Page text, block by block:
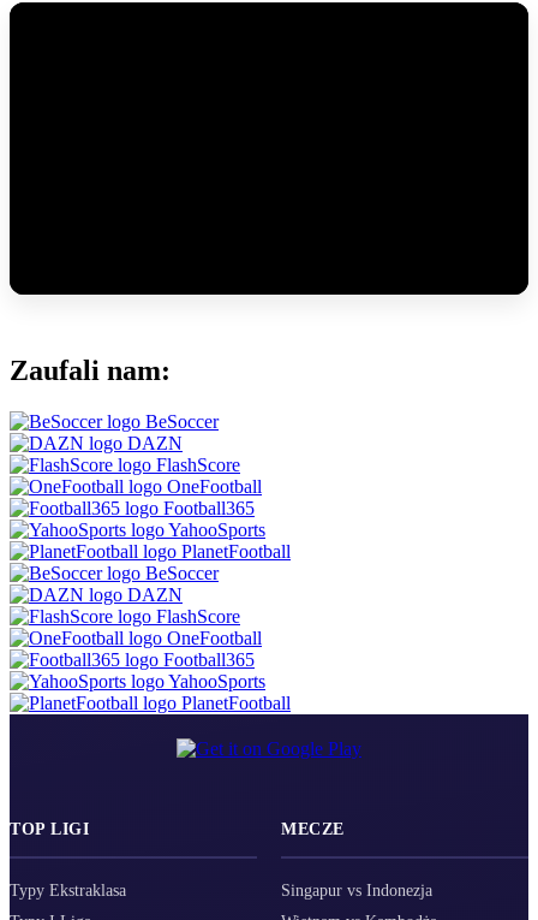
Zaufali nam:
BeSoccer
DAZN
FlashScore
OneFootball
Football365
YahooSports
PlanetFootball
BeSoccer
DAZN
FlashScore
OneFootball
Football365
YahooSports
PlanetFootball
TOP LIGI
Typy Ekstraklasa
MECZE
Singapur vs Indonezja